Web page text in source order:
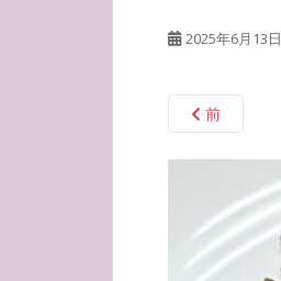
2025年6月13日
前